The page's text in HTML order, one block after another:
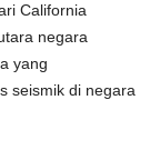
California
negara
yang
seismik di negara